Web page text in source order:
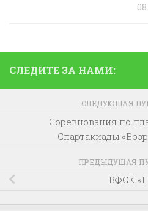
СЛЕДИТЕ ЗА НАМИ:
СЛЕДУЮЩАЯ
Соревнования по
Спартакиады
ПРЕДЫДУЩАЯ
ВФСК